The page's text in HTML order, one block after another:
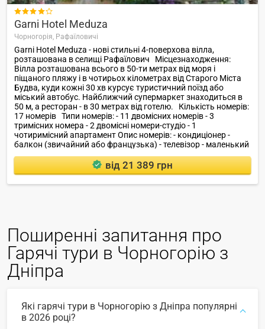

Garni Hotel Meduza
Чорногорія, Рафаїловичі
Garni Hotel Meduza - нові стильні 4-поверхова вілла,
розташована в селищі Рафаїлович Місцезнаходження:
Вілла розташована всього в 50-ти метрах від моря і
піщаного пляжу і в чотирьох кілометрах від Старого Міста
Будва, куди кожні 30 хв курсує туристичний поїзд або
міський автобус. Найближчий супермаркет знаходиться в
50 м, а ресторан - в 30 метрах від готелю. Кількість номерів:
17 номерів Типи номерів: - 11 двомісних номерів - 3
тримісних номера - 2 двомісні номери-студіо - 1
чотиримісний апартамент Опис номерів: - кондиціонер -
балкон (звичайний або французька) - телевізор - маленький
від 21 389 грн
Поширенні запитання про
Гарячі тури в Чорногорію з
Дніпра
Які гарячі тури в Чорногорію з Дніпра популярні
в 2026 році?